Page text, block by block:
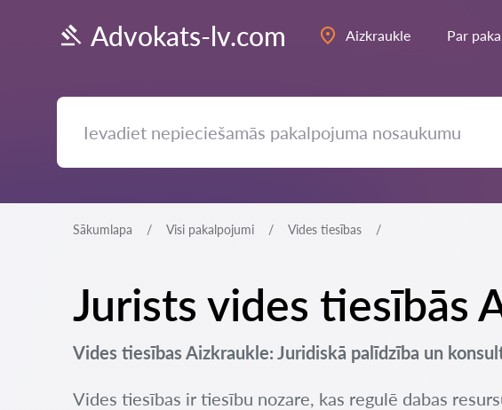
Advokats-lv.com Aizkraukle Par
Sākumlapa Visi pakalpojumi Vides tiesības
Jurists vides tiesībās
Vides tiesības Aizkraukle: Juridiskā palīdzība un
Vides tiesības ir tiesību nozare, kas regulē dabas